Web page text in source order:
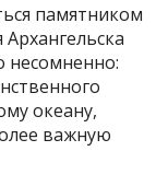
памятником
несомненно:
океану,
важную